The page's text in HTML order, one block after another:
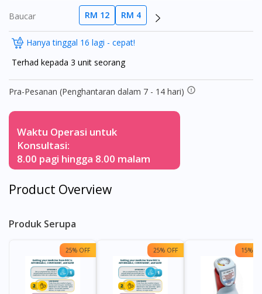
Baucar RM 12 RM 4
Hanya tinggal 16 lagi - cepat!
Terhad kepada 3 unit seorang
Pra-Pesanan (Penghantaran dalam 7 - 14 hari)
Waktu Operasi untuk
Konsultasi:
8.00 pagi hingga 8.00 malam
Product Overview
Produk Serupa
25% OFF 25% OFF 15%